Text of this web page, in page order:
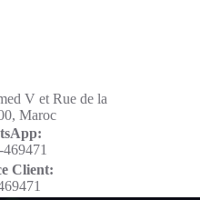
V et Rue de la
Maroc
Client: